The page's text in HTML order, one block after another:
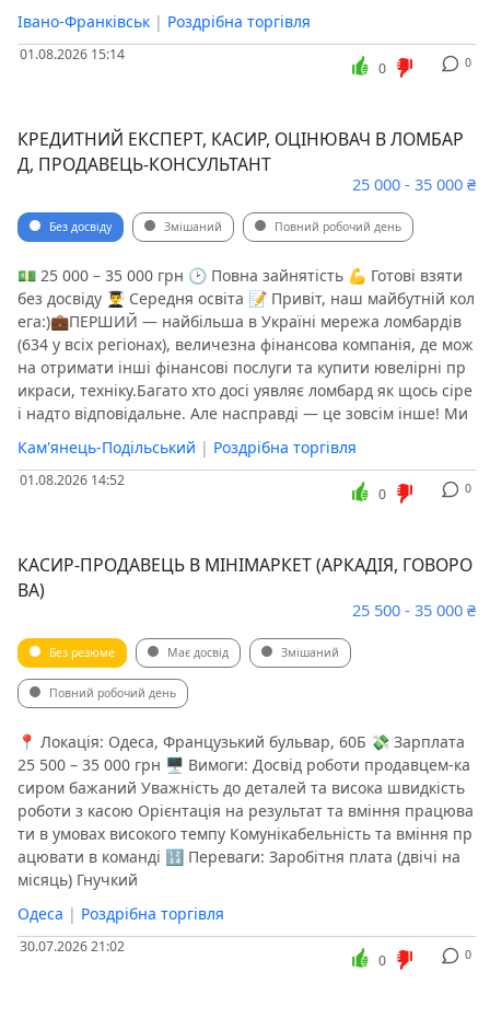
Івано-Франківськ | Роздрібна торгівля
01.08.2026 15:14 0
0
КРЕДИТНИЙ ЕКСПЕРТ, КАСИР, ОЦІНЮВАЧ В ЛОМБАР
Д, ПРОДАВЕЦЬ-КОНСУЛЬТАНТ
25 000 - 35 000 ₴
Без досвіду Змішаний Повний робочий день
💵 25 000 – 35 000 грн 🕑 Повна зайнятість 💪 Готові взяти
без досвіду 👨‍🎓 Середня освіта 📝 Привіт, наш майбутній кол
ега:)💼ПЕРШИЙ — найбільша в Україні мережа ломбардів
(634 у всіх регіонах), величезна фінансова компанія, де мож
на отримати інші фінансові послуги та купити ювелірні пр
икраси, техніку.️Багато хто досі уявляє ломбард як щось сіре
і надто відповідальне. Але насправді — це зовсім інше! Ми
Кам'янець-Подільський | Роздрібна торгівля
01.08.2026 14:52 0
0
КАСИР-ПРОДАВЕЦЬ В МІНІМАРКЕТ (АРКАДІЯ, ГОВОРО
ВА)
25 500 - 35 000 ₴
Без резюме Має досвід Змішаний
Повний робочий день
📍 Локація: Одеса, Французький бульвар, 60Б 💸 Зарплата
25 500 – 35 000 грн 🖥 Вимоги: Досвід роботи продавцем-ка
сиром бажаний Уважність до деталей та висока швидкість
роботи з касою Орієнтація на результат та вміння працюва
ти в умовах високого темпу Комунікабельність та вміння пр
ацювати в команді 🔢 Переваги: Заробітня плата (двічі на
місяць) Гнучкий
Одеса | Роздрібна торгівля
30.07.2026 21:02 0
0